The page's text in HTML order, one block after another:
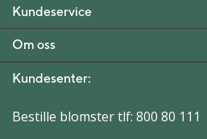
Kundeservice
Om oss
Kundesenter:
Bestille blomster tlf: 800 80 111